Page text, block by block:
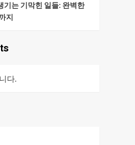
기는 기막힌 일들: 완벽한
지
다.